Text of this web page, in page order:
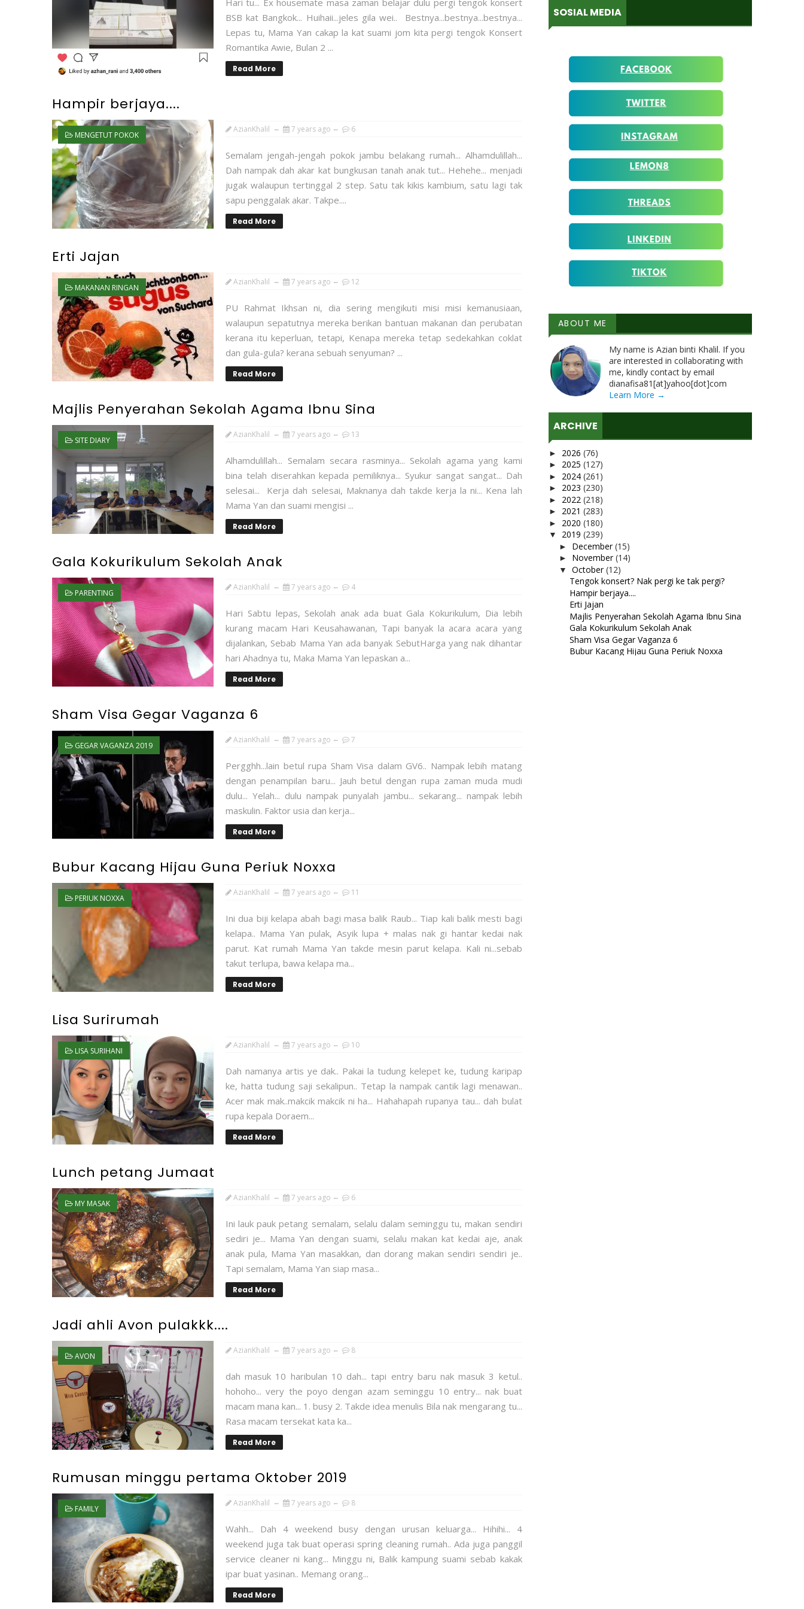
Hari tu... Ex housemate masa zaman belajar dulu pergi tengok konsert
BSB kat Bangkok... Huihaii...jeles gila wei.. Bestnya...bestnya...bestnya...
Lepas tu, Mama Yan cakap la kat suami jom kita pergi tengok Konsert
Romantika Awie, Bulan 2 ...
Read More
Hampir berjaya....
MENGETUT POKOK
AzianKhalil 7 years ago 6
Semalam jengah-jengah pokok jambu belakang rumah... Alhamdulillah...
Dah nampak dah akar kat bungkusan tanah anak tut... Hehehe... menjadi
jugak walaupun tertinggal 2 step. Satu tak kikis kambium, satu lagi tak
sapu penggalak akar. Takpe....
Read More
Erti Jajan
MAKANAN RINGAN
AzianKhalil 7 years ago 12
PU Rahmat Ikhsan ni, dia sering mengikuti misi misi kemanusiaan,
walaupun sepatutnya mereka berikan bantuan makanan dan perubatan
kerana itu keperluan, tetapi, Kenapa mereka tetap sedekahkan coklat
dan gula-gula? kerana sebuah senyuman? ...
Read More
Majlis Penyerahan Sekolah Agama Ibnu Sina
SITE DIARY
AzianKhalil 7 years ago 13
Alhamdulillah... Semalam secara rasminya... Sekolah agama yang kami
bina telah diserahkan kepada pemiliknya... Syukur sangat sangat... Dah
selesai... Kerja dah selesai, Maknanya dah takde kerja la ni... Kena lah
Mama Yan dan suami mengisi ...
Read More
Gala Kokurikulum Sekolah Anak
PARENTING
AzianKhalil 7 years ago 4
Hari Sabtu lepas, Sekolah anak ada buat Gala Kokurikulum, Dia lebih
kurang macam Hari Keusahawanan, Tapi banyak la acara acara yang
dijalankan, Sebab Mama Yan ada banyak SebutHarga yang nak dihantar
hari Ahadnya tu, Maka Mama Yan lepaskan a...
Read More
Sham Visa Gegar Vaganza 6
GEGAR VAGANZA 2019
AzianKhalil 7 years ago 7
Pergghh...lain betul rupa Sham Visa dalam GV6.. Nampak lebih matang
dengan penampilan baru... Jauh betul dengan rupa zaman muda mudi
dulu... Yelah... dulu nampak punyalah jambu... sekarang... nampak lebih
maskulin. Faktor usia dan kerja...
Read More
Bubur Kacang Hijau Guna Periuk Noxxa
PERIUK NOXXA
AzianKhalil 7 years ago 11
Ini dua biji kelapa abah bagi masa balik Raub... Tiap kali balik mesti bagi
kelapa.. Mama Yan pulak, Asyik lupa + malas nak gi hantar kedai nak
parut. Kat rumah Mama Yan takde mesin parut kelapa. Kali ni...sebab
takut terlupa, bawa kelapa ma...
Read More
Lisa Surirumah
LISA SURIHANI
AzianKhalil 7 years ago 10
Dah namanya artis ye dak.. Pakai la tudung kelepet ke, tudung karipap
ke, hatta tudung saji sekalipun.. Tetap la nampak cantik lagi menawan..
Acer mak mak..makcik makcik ni ha... Hahahapah rupanya tau... dah bulat
rupa kepala Doraem...
Read More
Lunch petang Jumaat
MY MASAK
AzianKhalil 7 years ago 6
Ini lauk pauk petang semalam, selalu dalam seminggu tu, makan sendiri
sediri je... Mama Yan dengan suami, selalu makan kat kedai aje, anak
anak pula, Mama Yan masakkan, dan dorang makan sendiri sendiri je..
Tapi semalam, Mama Yan siap masa...
Read More
Jadi ahli Avon pulakkk....
AVON
AzianKhalil 7 years ago 8
dah masuk 10 haribulan 10 dah... tapi entry baru nak masuk 3 ketul..
hohoho... very the poyo dengan azam seminggu 10 entry... nak buat
macam mana kan... 1. busy 2. Takde idea menulis Bila nak mengarang tu...
Rasa macam tersekat kata ka...
Read More
Rumusan minggu pertama Oktober 2019
FAMILY
AzianKhalil 7 years ago 8
Wahh... Dah 4 weekend busy dengan urusan keluarga... Hihihi... 4
weekend juga tak buat operasi spring cleaning rumah.. Ada juga panggil
service cleaner ni kang... Minggu ni, Balik kampung suami sebab kakak
ipar buat yasinan.. Memang orang...
Read More
SOSIAL MEDIA
ABOUT ME
My name is Azian binti Khalil. If you
are interested in collaborating with
me, kindly contact by email
dianafisa81[at]yahoo[dot]com
Learn More →
ARCHIVE
► 2026 (76)
► 2025 (127)
► 2024 (261)
► 2023 (230)
► 2022 (218)
► 2021 (283)
► 2020 (180)
▼ 2019 (239)
► December(15)
► November(14)
▼ October(12)
Tengok konsert? Nak pergi ke tak pergi?
Hampir berjaya....
Erti Jajan
Majlis Penyerahan Sekolah Agama Ibnu Sina
Gala Kokurikulum Sekolah Anak
Sham Visa Gegar Vaganza 6
Bubur Kacang Hijau Guna Periuk Noxxa